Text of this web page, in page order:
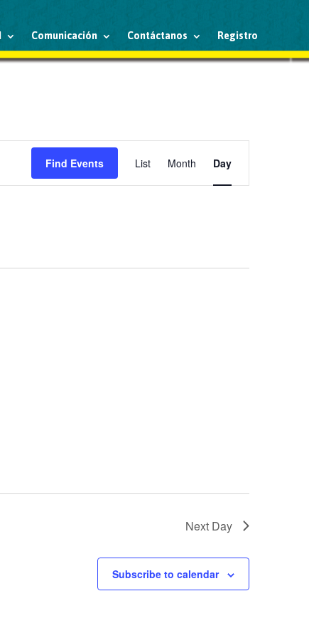
Comunicación Contáctanos Registro
Find Events Views
Navigation
List Month Day
Next Day
Subscribe to calendar